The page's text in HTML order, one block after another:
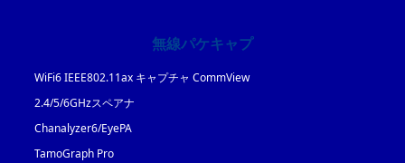
無線パケキャプ
WiFi6 IEEE802.11ax キャプチャ CommView
2.4/5/6GHzスペアナ
Chanalyzer6/EyePA
TamoGraph Pro